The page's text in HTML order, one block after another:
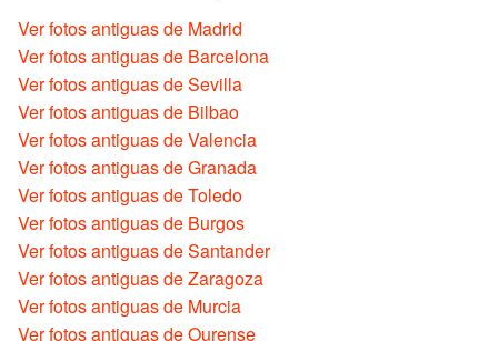
Ver fotos antiguas de Madrid
Ver fotos antiguas de Barcelona
Ver fotos antiguas de Sevilla
Ver fotos antiguas de Bilbao
Ver fotos antiguas de Valencia
Ver fotos antiguas de Granada
Ver fotos antiguas de Toledo
Ver fotos antiguas de Burgos
Ver fotos antiguas de Santander
Ver fotos antiguas de Zaragoza
Ver fotos antiguas de Murcia
Ver fotos antiguas de Ourense